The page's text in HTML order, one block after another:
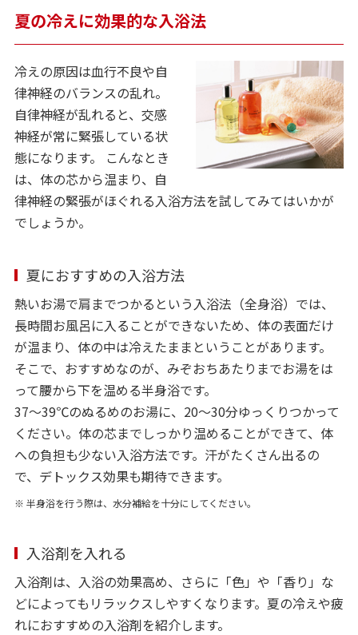
夏の冷えに効果的な入浴法
冷えの原因は血行不良や自
律神経のバランスの乱れ。
自律神経が乱れると、交感
神経が常に緊張している状
態になります。 こんなとき
は、体の芯から温まり、自
律神経の緊張がほぐれる入浴方法を試してみてはいかが
でしょうか。
夏におすすめの入浴方法
熱いお湯で肩までつかるという入浴法（全身浴）では、
長時間お風呂に入ることができないため、体の表面だけ
が温まり、体の中は冷えたままということがあります。
そこで、おすすめなのが、みぞおちあたりまでお湯をは
って腰から下を温める半身浴です。
37～39℃のぬるめのお湯に、20～30分ゆっくりつかって
ください。体の芯までしっかり温めることができて、体
への負担も少ない入浴方法です。汗がたくさん出るの
で、デトックス効果も期待できます。
※ 半身浴を行う際は、水分補給を十分にしてください。
入浴剤を入れる
入浴剤は、入浴の効果高め、さらに「色」や「香り」な
どによってもリラックスしやすくなります。夏の冷えや疲
れにおすすめの入浴剤を紹介します。